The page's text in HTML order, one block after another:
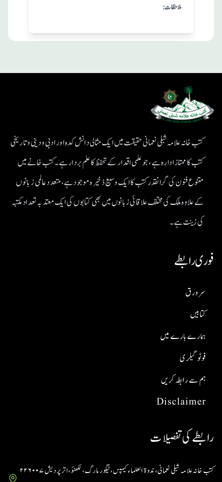
:ملاحظات
کتب خانہ علامہ شبلی نعمانی حقیقت میں ایک مثالی دانش کدہ اور ادبی ودینی و تاریخی
کتب کا ممتاز ادارہ ہے، جو علمی اقدار کے تحفظ کا علم بردار ہے۔کتب خانے میں
متنوع فنون کی گرانقدر کتب کا ایک وسیع ذخیرہ موجود ہے، متعدد عالمی زبانوں
کے علاوہ ملک کی مختلف علاقائی زبانوں میں بھی کتابوں کی ایک معتد بہ تعداد مکتبہ
کی زینت ہے۔
فوری رابطے
Disclaimer
ہم سے رابطہ کریں
فوٹو گیلری
ہمارے بارے میں
کتابیں
سر ورق
رابطے کی تفصیلات
کتب خانہ علامہ شبلی نعمانی، ندوۃ العلماء کیمپس، ٹیگور مارگ، لکھنؤ، اتر پردیش ۲۲۶۰۰۷